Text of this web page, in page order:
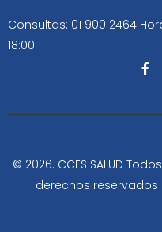
Consultas: 01 900 2464
18:00
F
a
b
-
© 2026. CCES SALUD
derechos reservados